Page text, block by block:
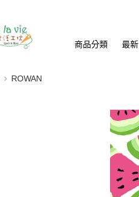
商品分類 最
ROWAN